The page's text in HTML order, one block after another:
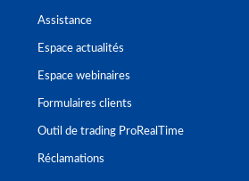
Assistance
Espace actualités
Espace webinaires
Formulaires clients
Outil de trading ProRealTime
Réclamations